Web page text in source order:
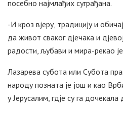
посебно најмлађих суграђана.
-И кроз вјеру, традицију и
да живот сваког дјечака и
радости, љубави и мира-рекао
Лазарева субота или Субота
народу позната је још и као
у Јерусалим, гдје су га дочекала